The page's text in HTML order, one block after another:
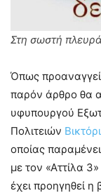
Στη σωστή
Όπως
παρόν άρθρο θα
υφυπουργού
Πολιτειών
οποίας
με τον «Αττίλα
έχει προηγηθεί